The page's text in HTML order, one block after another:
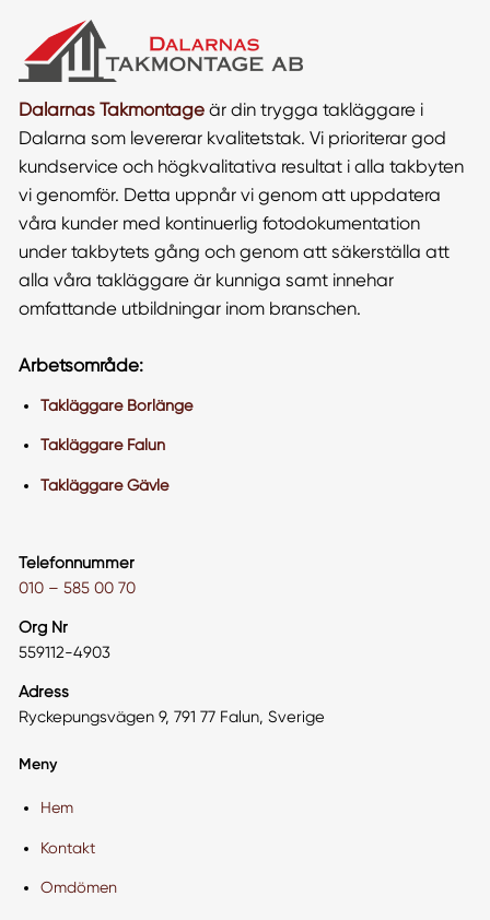
Dalarnas Takmontageär din trygga takläggare i
Dalarna som levererar kvalitetstak. Vi prioriterar god
kundservice och högkvalitativa resultat i alla takbyten
vi genomför. Detta uppnår vi genom att uppdatera
våra kunder med kontinuerlig fotodokumentation
under takbytets gång och genom att säkerställa att
alla våra takläggare är kunniga samt innehar
omfattande utbildningar inom branschen.
Arbetsområde:
Takläggare Borlänge
Takläggare Falun
Takläggare Gävle
Telefonnummer
010 – 585 00 70
Org Nr
559112-4903
Adress
Ryckepungsvägen 9, 791 77 Falun, Sverige
Meny
Hem
Kontakt
Omdömen